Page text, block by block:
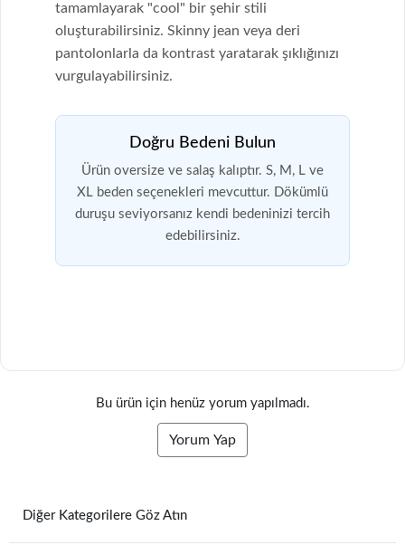
tamamlayarak "cool" bir şehir stili
oluşturabilirsiniz. Skinny jean veya deri
pantolonlarla da kontrast yaratarak şıklığınızı
vurgulayabilirsiniz.
Doğru Bedeni Bulun
Ürün oversize ve salaş kalıptır. S, M, L ve
XL beden seçenekleri mevcuttur. Dökümlü
duruşu seviyorsanız kendi bedeninizi tercih
edebilirsiniz.
Bu ürün için henüz yorum yapılmadı.
Yorum Yap
Diğer Kategorilere Göz Atın